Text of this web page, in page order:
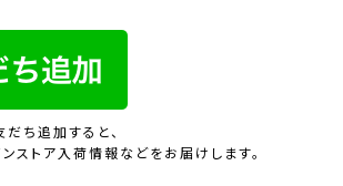
ち追加すると、
ストア入荷情報などをお届けします。